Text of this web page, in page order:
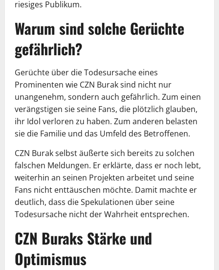
riesiges Publikum.
Warum sind solche Gerüchte
gefährlich?
Gerüchte über die Todesursache eines
Prominenten wie CZN Burak sind nicht nur
unangenehm, sondern auch gefährlich. Zum einen
verängstigen sie seine Fans, die plötzlich glauben,
ihr Idol verloren zu haben. Zum anderen belasten
sie die Familie und das Umfeld des Betroffenen.
CZN Burak selbst äußerte sich bereits zu solchen
falschen Meldungen. Er erklärte, dass er noch lebt,
weiterhin an seinen Projekten arbeitet und seine
Fans nicht enttäuschen möchte. Damit machte er
deutlich, dass die Spekulationen über seine
Todesursache nicht der Wahrheit entsprechen.
CZN Buraks Stärke und
Optimismus